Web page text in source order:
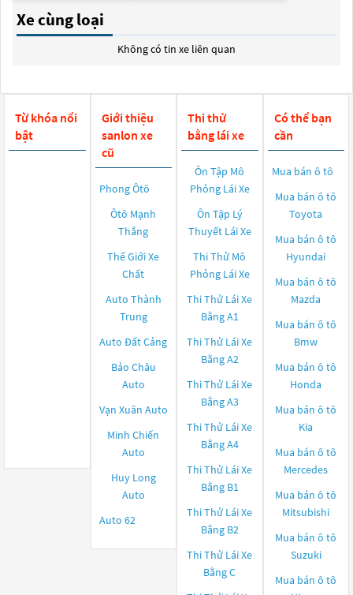
Xe cùng loại
Không có tin xe liên quan
Từ khóa nổi
bật
Giới thiệu
sanlon xe
cũ
Phong Ôtô
Ôtô Mạnh
Thắng
Thế Giới Xe
Chất
Auto Thành
Trung
Auto Đất Cảng
Bảo Châu
Auto
Vạn Xuân Auto
Minh Chiến
Auto
Huy Long
Auto
Auto 62
Thi thử
bằng lái xe
Ôn Tập Mô
Phỏng Lái Xe
Ôn Tập Lý
Thuyết Lái Xe
Thi Thử Mô
Phỏng Lái Xe
Thi Thử Lái Xe
Bằng A1
Thi Thử Lái Xe
Bằng A2
Thi Thử Lái Xe
Bằng A3
Thi Thử Lái Xe
Bằng A4
Thi Thử Lái Xe
Bằng B1
Thi Thử Lái Xe
Bằng B2
Thi Thử Lái Xe
Bằng C
Có thể bạn
cần
Mua bán ô tô
Mua bán ô tô
Toyota
Mua bán ô tô
Hyundai
Mua bán ô tô
Mazda
Mua bán ô tô
Bmw
Mua bán ô tô
Honda
Mua bán ô tô
Kia
Mua bán ô tô
Mercedes
Mua bán ô tô
Mitsubishi
Mua bán ô tô
Suzuki
Mua bán ô tô